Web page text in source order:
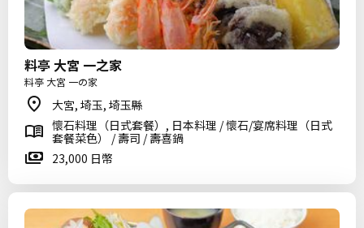
料亭 大宮 一之家
料亭 大宮 一の家
大宮, 埼玉, 埼玉縣
懷石料理（日式套餐）, 日本料理 / 懷石/宴席料理（日式
套餐菜色） / 壽司 / 壽喜鍋
23,000 日幣